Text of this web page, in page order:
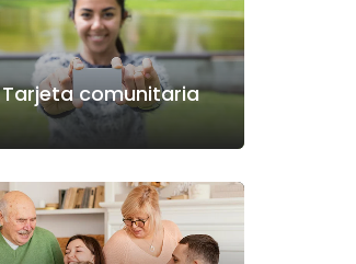
Tarjeta comunitaria